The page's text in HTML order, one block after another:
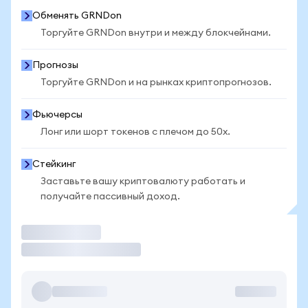
Обменять GRNDon
Торгуйте GRNDon внутри и между блокчейнами.
Прогнозы
Торгуйте GRNDon и на рынках криптопрогнозов.
Фьючерсы
Лонг или шорт токенов с плечом до 50x.
Стейкинг
Заставьте вашу криптовалюту работать и
получайте пассивный доход.